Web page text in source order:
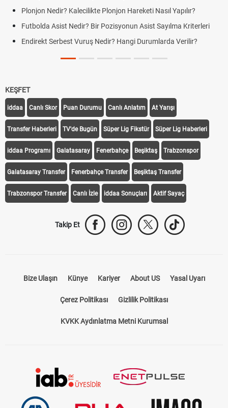
Plonjon Nedir? Kalecilikte Plonjon Hareketi Nasıl Yapılır?
Futbolda Asist Nedir? Bir Pozisyonun Asist Sayılma Kriterleri
Endirekt Serbest Vuruş Nedir? Hangi Durumlarda Verilir?
KEŞFET
iddaa Canlı Skor Puan Durumu Canlı Anlatım At Yarışı
Transfer Haberleri TV'de Bugün Süper Lig Fikstür Süper Lig Haberleri
iddaa Programı Galatasaray Fenerbahçe Beşiktaş Trabzonspor
Galatasaray Transfer Fenerbahçe Transfer Beşiktaş Transfer
Trabzonspor Transfer Canlı İzle iddaa Sonuçları Aktif Sayaç
Takip Et
Bize Ulaşın Künye Kariyer About US Yasal Uyarı
Çerez Politikası Gizlilik Politikası
KVKK Aydınlatma Metni Kurumsal